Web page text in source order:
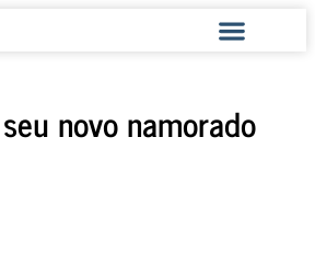
novo namorado